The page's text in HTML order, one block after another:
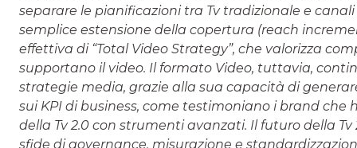
separare le pianificazioni tra Tv tradizionale e
semplice estensione della copertura (reach
effettiva di “Total Video Strategy”, che valorizza
supportano il video. Il formato Video, tuttavia,
strategie media, grazie alla sua capacità di
sui KPI di business, come testimoniano i brand
della Tv 2.0 con strumenti avanzati. Il futuro della
sfide di governance, misurazione e